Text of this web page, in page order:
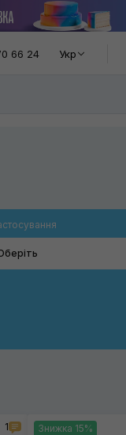
66 24 Укр
Шини
1 Знижка 15%